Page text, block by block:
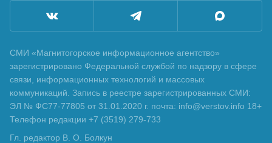
СМИ «Магнитогорское информационное агентство»
зарегистрировано Федеральной службой по надзору в сфере
связи, информационных технологий и массовых
коммуникаций. Запись в реестре зарегистрированных СМИ:
ЭЛ № ФС77-77805 от 31.01.2020 г. почта: info@verstov.info 18+
Телефон редакции +7 (3519) 279-733
Гл. редактор В. О. Болкун